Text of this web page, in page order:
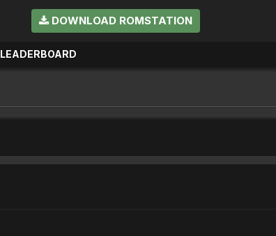
DOWNLOAD ROMSTATION
LEADERBOARD